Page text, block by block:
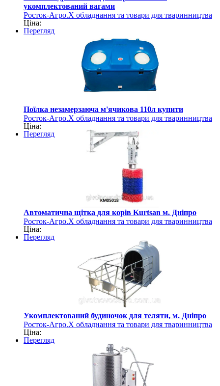
укомплектований вагами
Росток-Агро.Х обладнання та товари для тваринництва
Ціна:
Перегляд
Поїлка незамерзаюча м'ячикова 110л купити
Росток-Агро.Х обладнання та товари для тваринництва
Ціна:
Перегляд
Автоматична щітка для корів Kurtsan м. Дніпро
Росток-Агро.Х обладнання та товари для тваринництва
Ціна:
Перегляд
Укомплектований будиночок для теляти, м. Дніпро
Росток-Агро.Х обладнання та товари для тваринництва
Ціна:
Перегляд